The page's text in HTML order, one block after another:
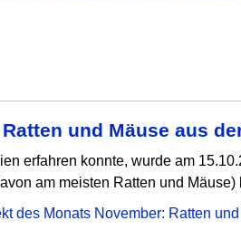
und Mäuse aus
erfahren konnte, wurde am
am meisten Ratten und Mäuse)
des Monats November: Ratten